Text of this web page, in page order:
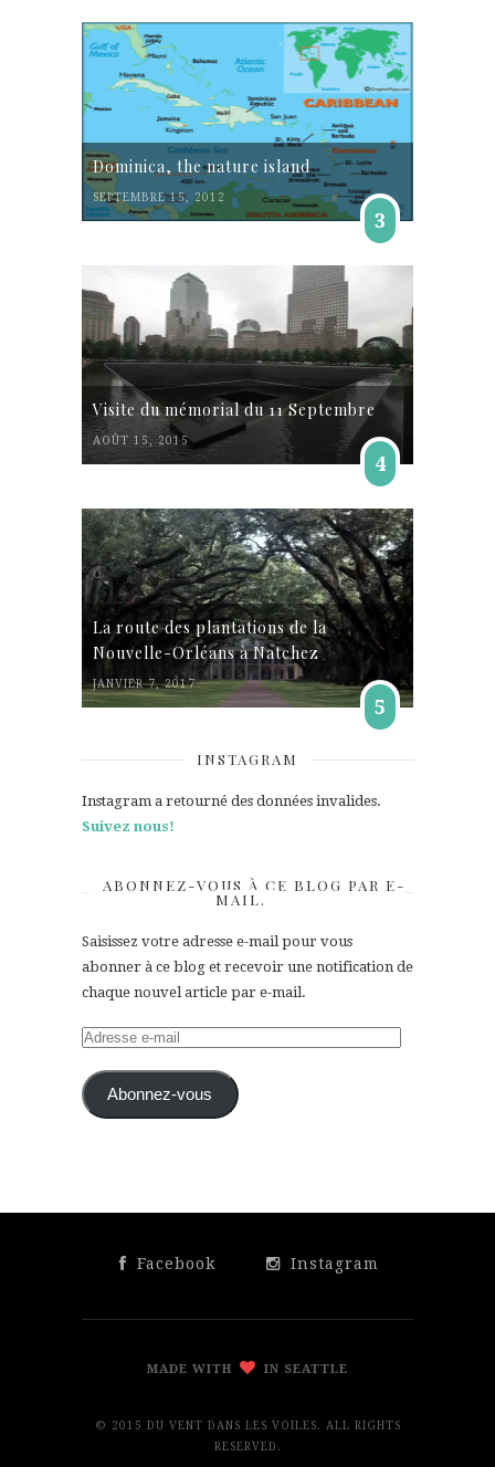
Dominica, the nature island
SEPTEMBRE 15, 2012
3
Visite du mémorial du 11 Septembre
AOÛT 15, 2015
4
La route des plantations de la
Nouvelle-Orléans à Natchez
JANVIER 7, 2017
5
INSTAGRAM
Instagram a retourné des données invalides.
Suivez nous!
ABONNEZ-VOUS À CE BLOG PAR E-
MAIL.
Saisissez votre adresse e-mail pour vous
abonner à ce blog et recevoir une notification de
chaque nouvel article par e-mail.
Adresse
mail Abonnez-vous
Facebook Instagram
MADE WITH IN SEATTLE
© 2015 DU VENT DANS LES VOILES. ALL RIGHTS
RESERVED.